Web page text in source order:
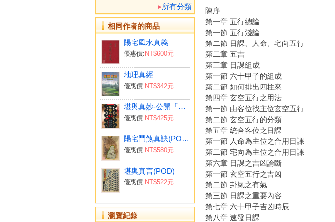
所有分類
相同作者的商品
陽宅風水真義
優惠價: NT$600元
地理真經
優惠價: NT$342元
堪輿真妙-公開「風水紫微、玄空擇日、宅斷」秘訣
優惠價: NT$425元
陽宅鬥煞真訣(POD)
優惠價: NT$580元
堪輿真言(POD)
優惠價: NT$522元
瀏覽紀錄
陳序
第一章 五行總論
第一節 五行淺論
第二節 日課、人命、宅向五行
第二章 五吉
第三章 日課組成
第一節 六十甲子的組成
第二節 如何排出四柱來
第四章 玄空五行之用法
第一節 由客位找主位玄空五行
第二節 玄空五行的分類
第五章 統合客位之日課
第一節 人命為主位之合用日課
第二節 宅向為主位之合用日課
第六章 日課之吉凶論斷
第一節 玄空五行之吉凶
第二節 卦氣之有氣
第三節 日課之重要內容
第七章 六十甲子吉凶時辰
第八章 速發日課